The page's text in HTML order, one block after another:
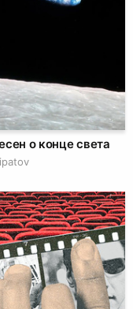
о конце света